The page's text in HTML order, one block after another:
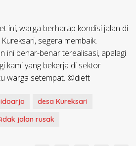
ini, warga berharap kondisi jalan di
segera membaik.
ini benar-benar terealisasi, apalagi
kami yang bekerja di sektor
warga setempat. @dieft
desa Kureksari
jalan rusak